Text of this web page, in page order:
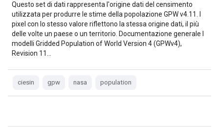
Questo set di dati rappresenta l'origine dati del censimento
utilizzata per produrre le stime della popolazione GPW v4.11. I
pixel con lo stesso valore riflettono la stessa origine dati, il più
delle volte un paese o un territorio. Documentazione generale I
modelli Gridded Population of World Version 4 (GPWv4),
Revision 11…
ciesin gpw nasa population